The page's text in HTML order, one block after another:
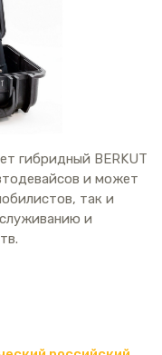
гибридный BERKUT
и может
так и
и